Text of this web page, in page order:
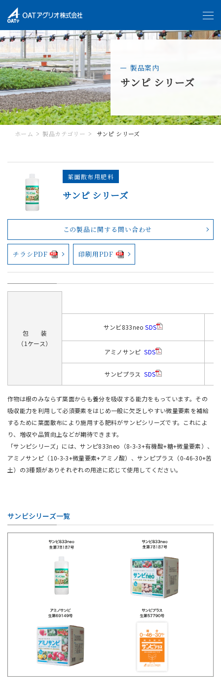
製品案内
サンピ シリーズ
ホーム 製品カテゴリー サンピ シリーズ
葉面散布用肥料
サンピ シリーズ
この製品に関する問い合わせ
チラシPDF 印刷用PDF
包 装
（1ケース）
サンビ833neoSDS
アミノサンピSDS
サンピプラスSDS
作物は根のみならず葉面からも養分を吸収する能力をもっています。その
吸収能力を利用して必須要素をはじめ一般に欠乏しやすい微量要素を補給
するために葉面散布により施用する肥料がサンピシリーズです。これによ
り、増収や品質向上などが期待できます。
「サンピシリーズ」には、サンピ833neo（8-3-3+有機酸+糖+微量要素）、
アミノサンピ（10-3-3+微量要素+アミノ酸）、サンピプラス（0-46-30+苦
土）の3種類がありそれぞれの用途に応じて使用してください。
サンピシリーズ一覧